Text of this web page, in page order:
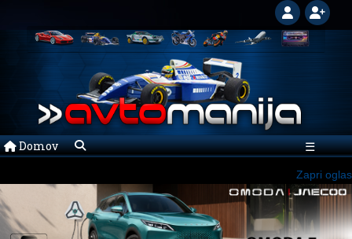
Domov ☰
Zapri oglas